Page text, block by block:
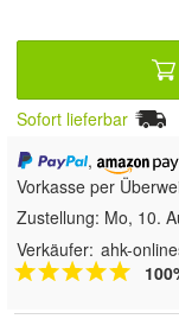
Sofort lieferbar
,
Vorkasse per
Zustellung: Mo, 10.
Verkäufer: ahk-